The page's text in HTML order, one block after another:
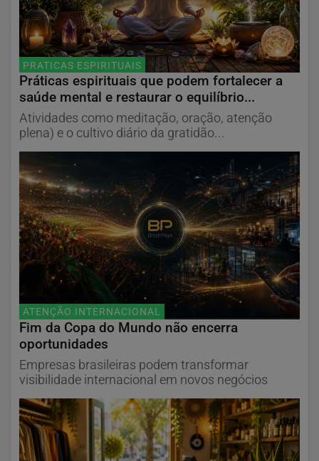
PRATICAS ESPIRITUAIS
Práticas espirituais que podem fortalecer a
saúde mental e restaurar o equilíbrio...
Atividades como meditação, oração, atenção
plena) e o cultivo diário da gratidão...
ATENÇÃO INTERNACIONAL
Fim da Copa do Mundo não encerra
oportunidades
Empresas brasileiras podem transformar
visibilidade internacional em novos negócios